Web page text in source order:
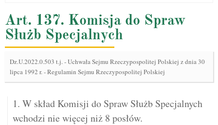
Art. 137. Komisja do Spraw
Służb Specjalnych
Dz.U.2022.0.503 t.j.-Uchwała Sejmu Rzeczypospolitej Polskiej z dnia 30
lipca 1992 r. - Regulamin Sejmu Rzeczypospolitej Polskiej
1. W skład Komisji do Spraw Służb Specjalnych
wchodzi nie więcej niż 8 posłów.